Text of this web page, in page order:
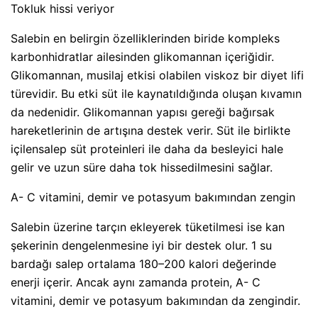
Tokluk hissi veriyor
Salebin en belirgin özelliklerinden biride kompleks
karbonhidratlar ailesinden glikomannan içeriğidir.
Glikomannan, musilaj etkisi olabilen viskoz bir diyet lifi
türevidir. Bu etki süt ile kaynatıldığında oluşan kıvamın
da nedenidir. Glikomannan yapısı gereği bağırsak
hareketlerinin de artışına destek verir. Süt ile birlikte
içilensalep süt proteinleri ile daha da besleyici hale
gelir ve uzun süre daha tok hissedilmesini sağlar.
A- C vitamini, demir ve potasyum bakımından zengin
Salebin üzerine tarçın ekleyerek tüketilmesi ise kan
şekerinin dengelenmesine iyi bir destek olur. 1 su
bardağı salep ortalama 180–200 kalori değerinde
enerji içerir. Ancak aynı zamanda protein, A- C
vitamini, demir ve potasyum bakımından da zengindir.